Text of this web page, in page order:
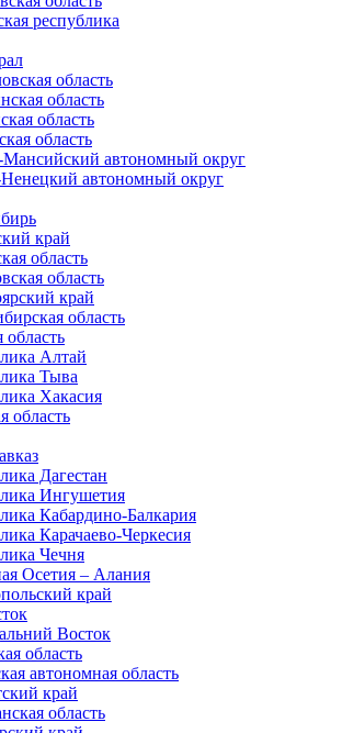
республика
область
область
область
область
автономный округ
автономный округ
край
область
область
край
область
Алтай
Тыва
Хакасия
область
Дагестан
Ингушетия
Кабардино-Балкария
Карачаево-Черкесия
Чечня
Осетия – Алания
край
Восток
область
автономная область
край
область